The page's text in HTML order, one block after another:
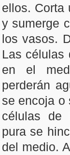
ellos. Corta
y sumerge
los vasos.
Las células
en el
perderán
se encoja o
células de
pura se
del medio.